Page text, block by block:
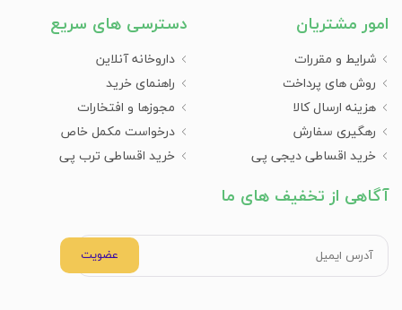
امور مشتریان
شرایط و مقررات
روش های پرداخت
هزینه ارسال کالا
رهگیری سفارش
خرید اقساطی دیجی پی
دسترسی های سریع
داروخانه آنلاین
راهنمای خرید
مجوزها و افتخارات
درخواست مکمل خاص
خرید اقساطی ترب پی
آگاهی از تخفیف های ما
عضویت